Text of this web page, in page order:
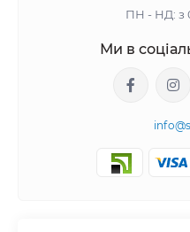
ПН - НД: з
Ми в